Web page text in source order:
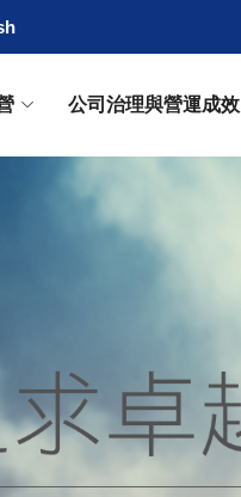
公司治理與營運成效